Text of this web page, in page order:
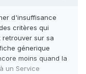
d'insuffisance
critères qui
retrouver sur sa
génerique
moins quand la
un Service